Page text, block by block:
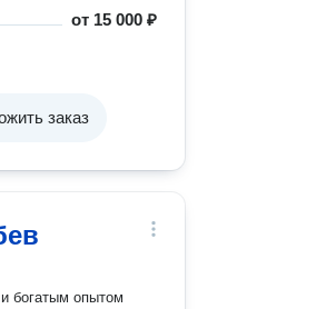
от 15 000 ₽
заказ
богатым опытом